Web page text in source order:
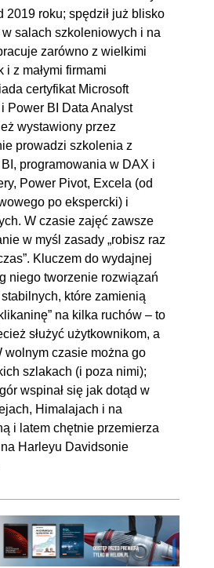
2019 roku; spędził już blisko
salach szkoleniowych i na
zarówno z wielkimi
i z małymi firmami
certyfikat Microsoft
Power BI Data Analyst
wystawiony przez
prowadzi szkolenia z
programowania w DAX i
Power Pivot, Excela (od
po ekspercki) i
W czasie zajęć zawsze
w myśl zasady „robisz raz
Kluczem do wydajnej
niego tworzenie rozwiązań
które zamienią
na kilka ruchów – to
służyć użytkownikom, a
wolnym czasie można go
szlakach (i poza nimi);
wspinał się jak dotąd w
Himalajach i na
i latem chętnie przemierza
Harleyu Davidsonie